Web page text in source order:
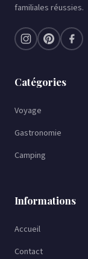
familiales réussies.
Catégories
Voyage
Gastronomie
Camping
Informations
Accueil
Contact